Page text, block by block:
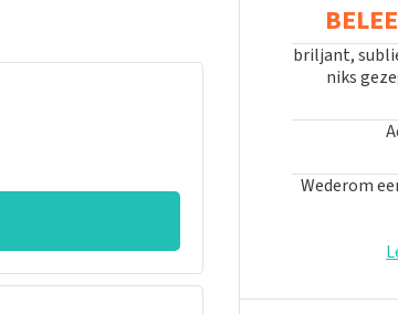
briljant,
niks
Wederom